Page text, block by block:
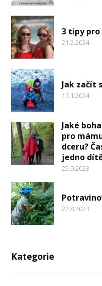
3 tipy
21.2.2024
Jak začít
17.1.2024
Jaké
pro
dceru?
jedno
25.9.2023
22.8.2023
Kategorie